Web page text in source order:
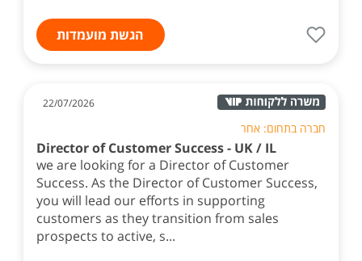
הגשת מועמדות
22/07/2026
חברה בתחום: אחר
Director of Customer Success - UK / IL
we are looking for a Director of Customer
Success. As the Director of Customer Success,
you will lead our efforts in supporting
customers as they transition from sales
prospects to active, s...